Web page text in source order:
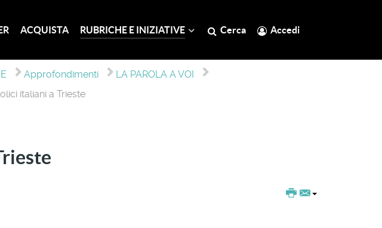
ACQUISTA RUBRICHE E INIZIATIVE Cerca Accedi
Approfondimenti
LA PAROLA A VOI
italiani a Trieste